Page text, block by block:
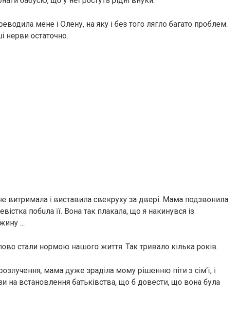
мене і Олену, на яку і без того лягло багато проблем.
нерви остаточно.
витримала і виставила свекруху за двері. Мама подзвонила
побuла її. Вона так плакала, що я накинувся із
…
стали нормою нашого життя. Так тривало кілька років.
мама дуже зраділа мому рішенню піти з сім’ї, і
на встановлення батьківства, що б довести, що вона була